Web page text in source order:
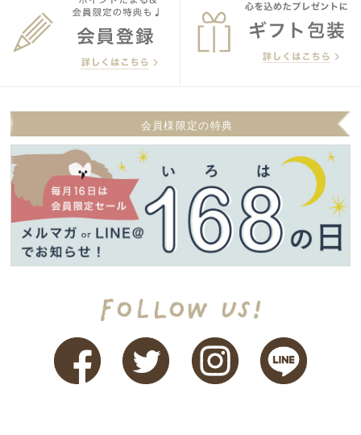
会員様限定の特典